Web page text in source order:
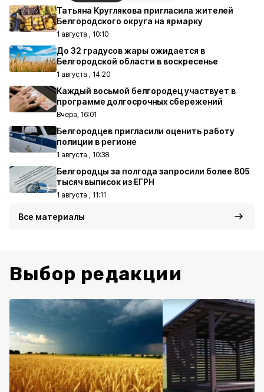
Татьяна Круглякова пригласила жителей
Белгородского округа на ярмарку
1 августа , 10:10
До 32 градусов жары ожидается в
Белгородской области в воскресенье
1 августа , 14:20
Каждый восьмой белгородец участвует в
программе долгосрочных сбережений
Вчера, 16:01
Белгородцев пригласили оценить работу
полиции в регионе
1 августа , 10:38
Белгородцы за полгода запросили более 805
тысяч выписок из ЕГРН
1 августа , 11:11
Все материалы
Выбор редакции